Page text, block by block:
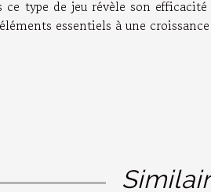
ce type de jeu révèle son
essentiels à une